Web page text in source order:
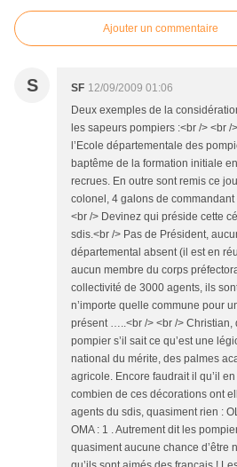
Ajouter un commentaire
S SF 12/09/2009 01:06
Deux exemples de la
les sapeurs pompiers :<br /> <br
l’Ecole départementale des
baptême de la formation initiale
recrues. En outre sont remis ce
colonel, 4 galons de
<br /> Devinez qui préside cette
sdis.<br /> Pas de Président,
départemental absent (il est en
aucun membre du corps
collectivité de 3000 agents, ils
n’importe quelle commune pour
présent …..<br /> <br /> Christian,
pompier s’il sait ce qu’est une
national du mérite, des palmes
agricole. Encore faudrait il qu’il
combien de ces décorations ont
agents du sdis, quasiment rien :
OMA : 1 . Autrement dit les
quasiment aucune chance d’être